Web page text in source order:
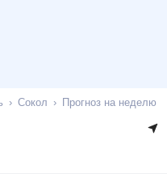
Сокол Прогноз на неделю